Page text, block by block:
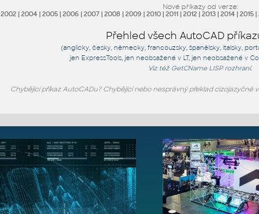
Nové příkazy od verze:
2002| 2004| 2005| 2006| 2007| 2008 | 2009| 2010| 2011| 2012| 2013| 2014| 2015|
Přehled všech AutoCAD
(anglicky, česky, německy, francouzsky, španělsky, italsky,
jen ExpressTools, jenneobsažené v LT, jenneobsažené v
Viz též GetCName LISP rozhraní.
Chybějící příkaz AutoCADu? Chybějící nebo nesprávný překlad cizojazyčné